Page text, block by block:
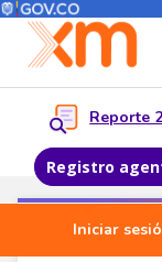
Pasar al contenido
Menú del Usuario
Reporte
Registro
Iniciar
Noticias Agentes